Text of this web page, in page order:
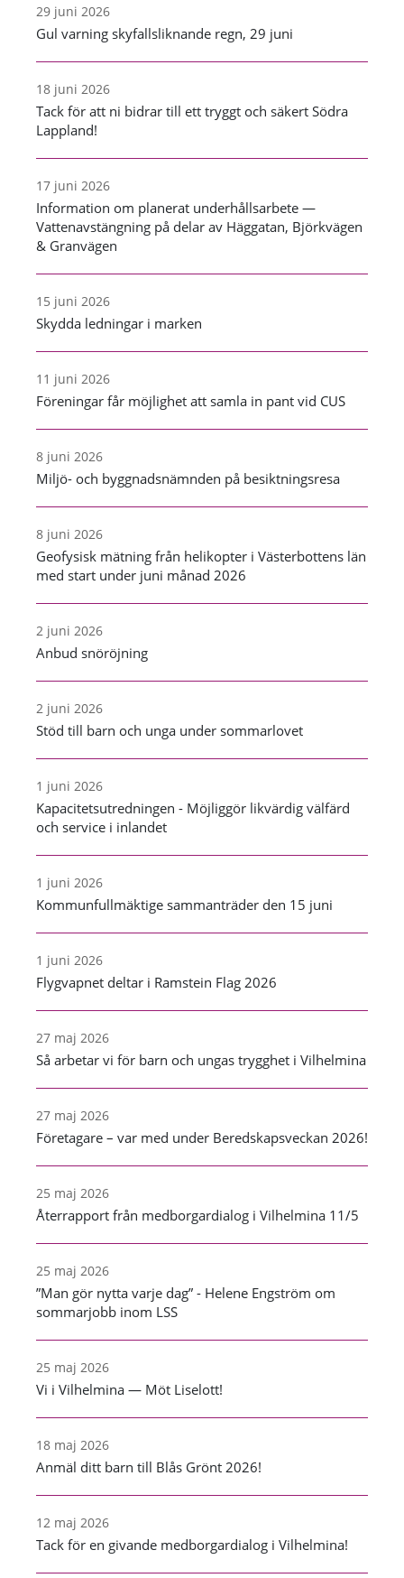
29 juni 2026
Gul varning skyfallsliknande regn, 29 juni
18 juni 2026
Tack för att ni bidrar till ett tryggt och säkert Södra
Lappland!
17 juni 2026
Information om planerat underhållsarbete —
Vattenavstängning på delar av Häggatan, Björkvägen
& Granvägen
15 juni 2026
Skydda ledningar i marken
11 juni 2026
Föreningar får möjlighet att samla in pant vid CUS
8 juni 2026
Miljö- och byggnadsnämnden på besiktningsresa
8 juni 2026
Geofysisk mätning från helikopter i Västerbottens län
med start under juni månad 2026
2 juni 2026
Anbud snöröjning
2 juni 2026
Stöd till barn och unga under sommarlovet
1 juni 2026
Kapacitetsutredningen - Möjliggör likvärdig välfärd
och service i inlandet
1 juni 2026
Kommunfullmäktige sammanträder den 15 juni
1 juni 2026
Flygvapnet deltar i Ramstein Flag 2026
27 maj 2026
Så arbetar vi för barn och ungas trygghet i Vilhelmina
27 maj 2026
Företagare – var med under Beredskapsveckan 2026!
25 maj 2026
Återrapport från medborgardialog i Vilhelmina 11/5
25 maj 2026
”Man gör nytta varje dag” - Helene Engström om
sommarjobb inom LSS
25 maj 2026
Vi i Vilhelmina — Möt Liselott!
18 maj 2026
Anmäl ditt barn till Blås Grönt 2026!
12 maj 2026
Tack för en givande medborgardialog i Vilhelmina!